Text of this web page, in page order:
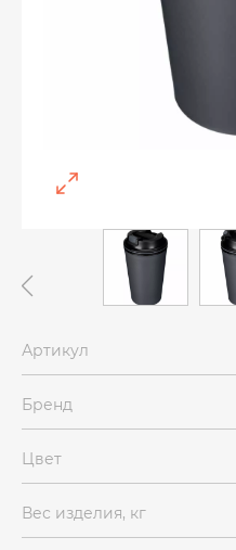
Артикул
Бренд
Цвет
Вес изделия, кг